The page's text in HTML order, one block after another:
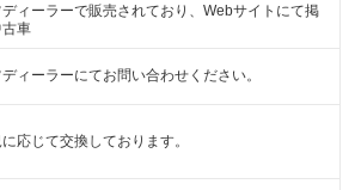
ィーラーで販売されており、Webサイトにて掲
車
ィーラーにてお問い合わせください。
応じて交換しております。